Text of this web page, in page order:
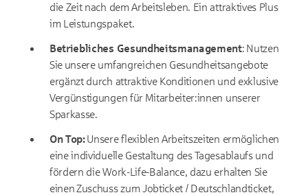
die Zeit nach dem Arbeitsleben. Ein attraktives Plus
im Leistungspaket.
Betriebliches Gesundheitsmanagement: Nutzen
Sie unsere umfangreichen Gesundheitsangebote
ergänzt durch attraktive Konditionen und exklusive
Vergünstigungen für Mitarbeiter:innen unserer
Sparkasse.
On Top:Unsere flexiblen Arbeitszeiten ermöglichen
eine individuelle Gestaltung des Tagesablaufs und
fördern die Work-Life-Balance, dazu erhalten Sie
einen Zuschuss zum Jobticket / Deutschlandticket,